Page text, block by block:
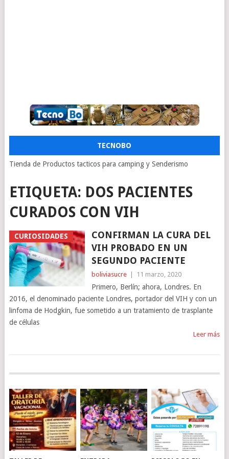
TECNOBO
Tienda de Productos tacticos para camping y Senderismo
ETIQUETA: DOS PACIENTES
CURADOS CON VIH
CURIOSIDADES
CONFIRMAN LA CURA DEL
VIH PROBADO EN UN
SEGUNDO PACIENTE
boliviasucre 11 marzo, 2020
Primero, Berlín; ahora, Londres. En
2016, el denominado paciente Londres, portador del VIH y con un
linfoma de Hodgkin, fue sometido a un tratamiento de trasplante
de células
Leer más